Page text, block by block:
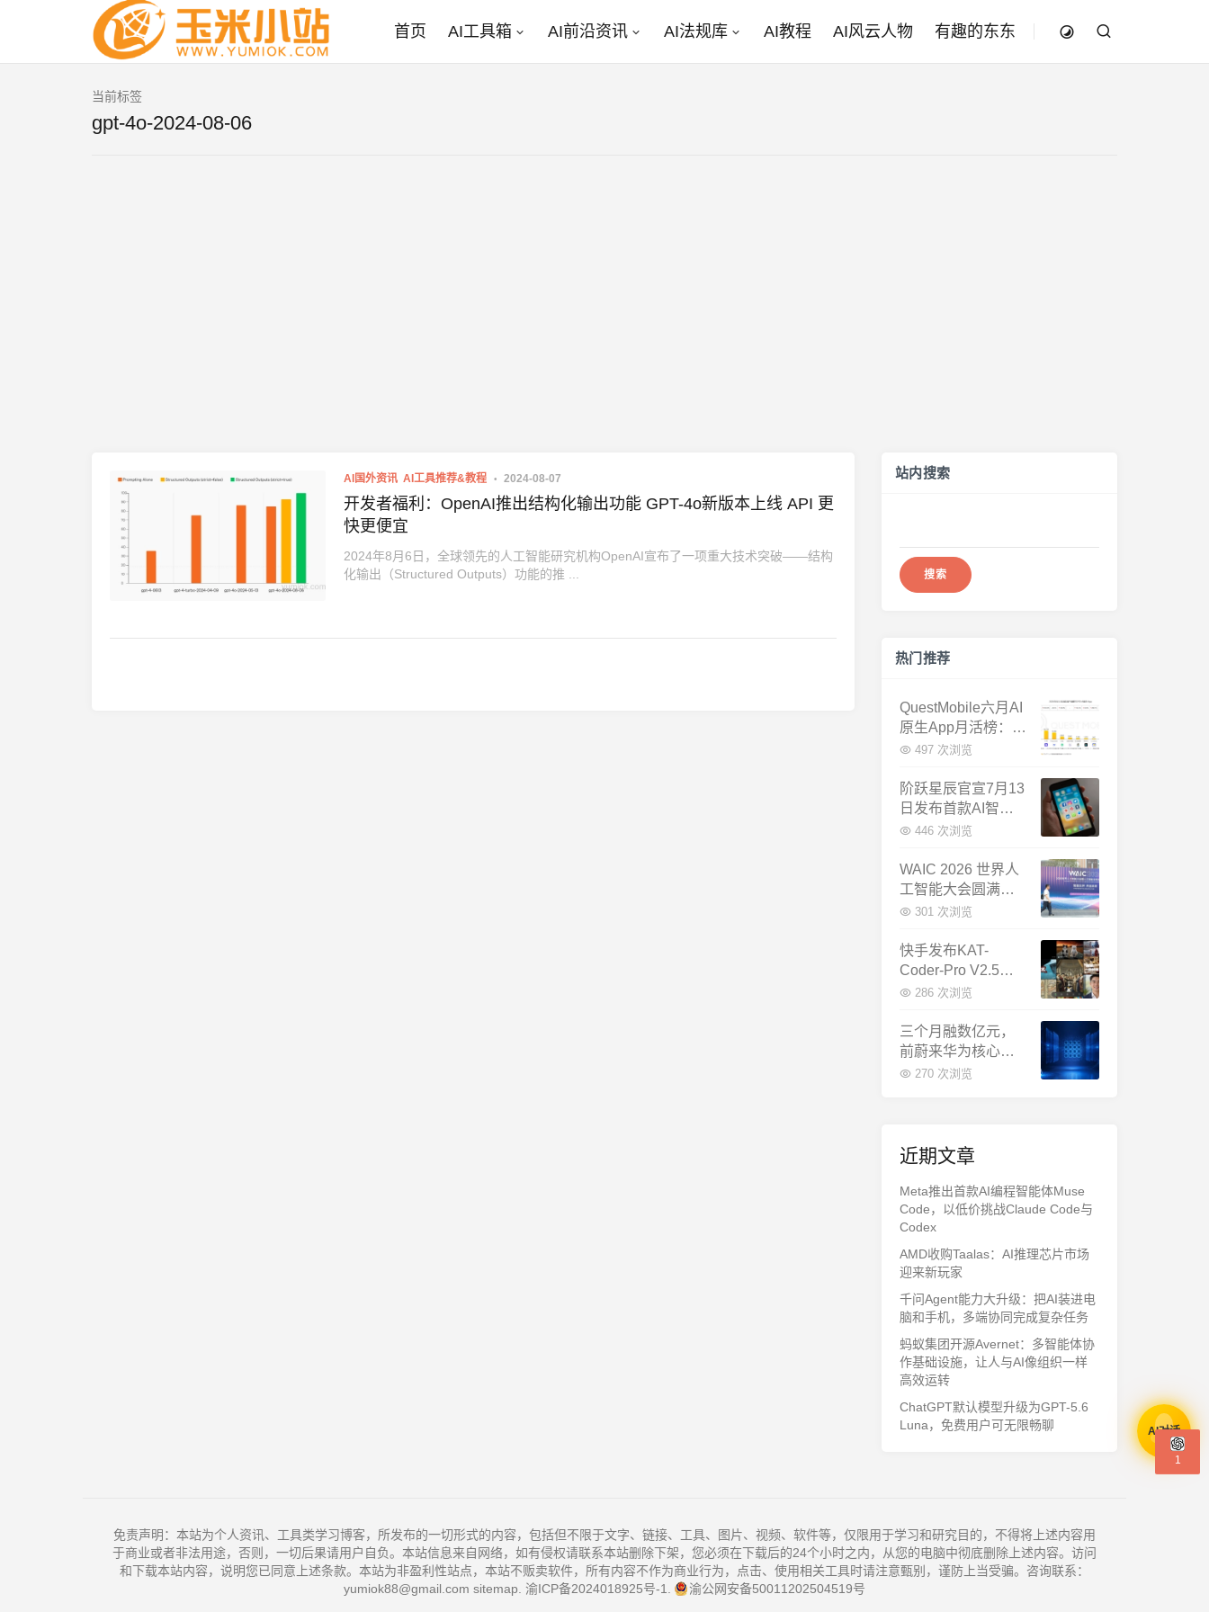
首页 AI工具箱 AI前沿资讯 AI法规库 AI教程 AI风云人物 有趣的东东
当前标签
gpt-4o-2024-08-06
AI国外资讯 AI工具推荐&教程 2024-08-07
开发者福利：OpenAI推出结构化输出功能 GPT-4o新版本上线 API 更
快更便宜
2024年8月6日，全球领先的人工智能研究机构OpenAI宣布了一项重大技术突破——结构
化输出（Structured Outputs）功能的推 ...
站内搜索
热门推荐
QuestMobile六月AI
原生App月活榜：豆
包3.8亿断层第一，
倍
497 次浏览
阶跃星辰官宣7月13
日发布首款AI智能
体终端：大模型公
446 次浏览
WAIC 2026 世界人
工智能大会圆满闭
幕：多项重磅成果
球AI合作新中心
301 次浏览
快手发布KAT-
Coder-Pro V2.5：
首个能端到端跑通
编程模型
286 次浏览
三个月融数亿元，
前蔚来华为核心成
员联手创立日冕开
270 次浏览
近期文章
Meta推出首款AI编程智能体Muse
Code，以低价挑战Claude Code与
Codex
AMD收购Taalas：AI推理芯片市场
迎来新玩家
千问Agent能力大升级：把AI装进电
脑和手机，多端协同完成复杂任务
蚂蚁集团开源Avernet：多智能体协
作基础设施，让人与AI像组织一样
高效运转
ChatGPT默认模型升级为GPT-5.6
Luna，免费用户可无限畅聊
免责声明：本站为个人资讯、工具类学习博客，所发布的一切形式的内容，包括但不限于文字、链接、工具、图片、视频、软件等，仅限用于学习和研究目的，不得将上述内容用
于商业或者非法用途，否则，一切后果请用户自负。本站信息来自网络，如有侵权请联系本站删除下架，您必须在下载后的24个小时之内，从您的电脑中彻底删除上述内容。访问
和下载本站内容，说明您已同意上述条款。本站为非盈利性站点，本站不贩卖软件，所有内容不作为商业行为，点击、使用相关工具时请注意甄别，谨防上当受骗。咨询联系：
yumiok88@gmail.com sitemap 渝ICP备2024018925号-1 渝公网安备50011202504519号
1
AI对话